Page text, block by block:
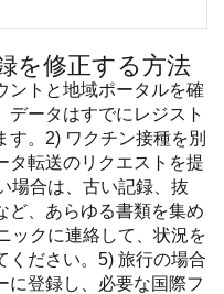
を修正する方法
ントと地域ポータルを確
データはすでにレジスト
す。2) ワクチン接種を別
タ転送のリクエストを提
場合は、古い記録、抜
ど、あらゆる書類を集め
ックに連絡して、状況を
ください。5) 旅行の場合
に登録し、必要な国際フ